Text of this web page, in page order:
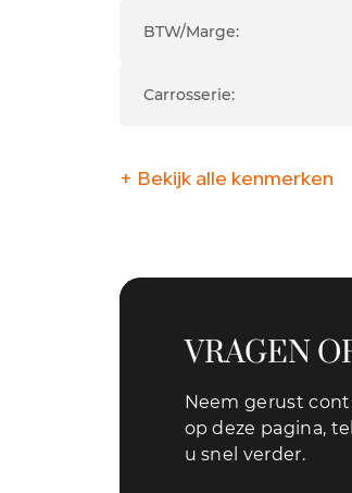
BTW/Marge:
Carrosserie:
+ Bekijk alle kenmerken
VRAGEN
Neem gerust
op deze pagina,
u snel verder.